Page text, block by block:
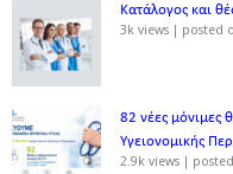
Κατάλογος και
3k views | posted
82 νέες μόνιμες
Υγειονομικής
2.9k views |